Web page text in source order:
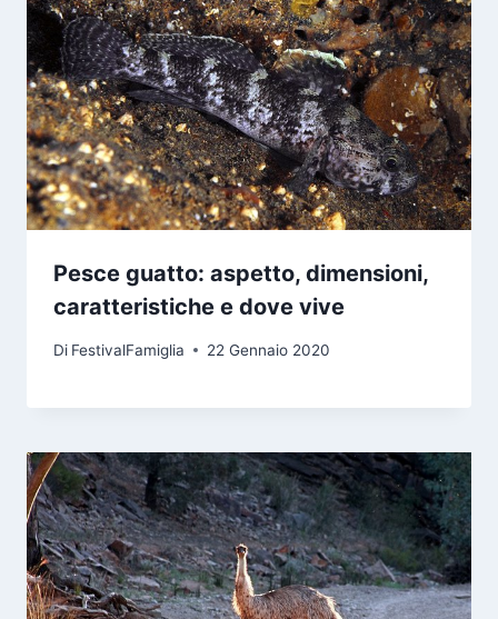
Pesce guatto: aspetto, dimensioni,
caratteristiche e dove vive
Di FestivalFamiglia 22 Gennaio 2020